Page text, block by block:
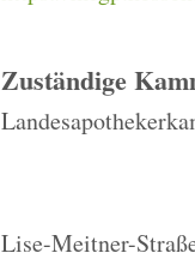
Zuständige
Lise-Meitner-